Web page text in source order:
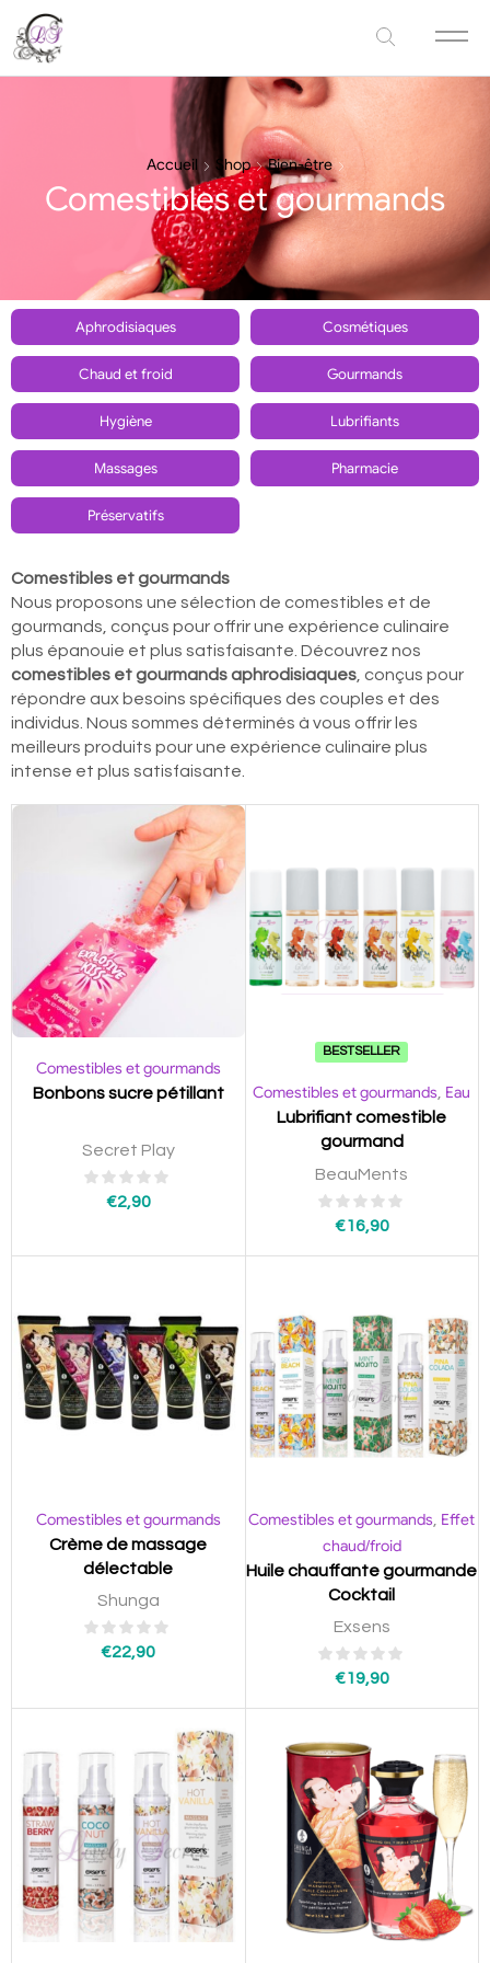
Accueil Shop Bien-être
Comestibles et gourmands
Aphrodisiaques Cosmétiques
Chaud et froid Gourmands
Hygiène Lubrifiants
Massages Pharmacie
Préservatifs
Comestibles et gourmands
Nous proposons une sélection de comestibles et de
gourmands, conçus pour offrir une expérience culinaire
plus épanouie et plus satisfaisante. Découvrez nos
comestibles et gourmands aphrodisiaques , conçus pour
répondre aux besoins spécifiques des couples et des
individus. Nous sommes déterminés à vous offrir les
meilleurs produits pour une expérience culinaire plus
intense et plus satisfaisante.
Comestibles et gourmands
Bonbons sucre pétillant
Secret Play
€2,90
BESTSELLER
Comestibles et gourmands Eau
Lubrifiant comestible
gourmand
BeauMents
€16,90
Comestibles et gourmands
Crème de massage
délectable
Shunga
€22,90
Comestibles et gourmands Effet
chaud/froid
Huile chauffante gourmande
Cocktail
Exsens
€19,90